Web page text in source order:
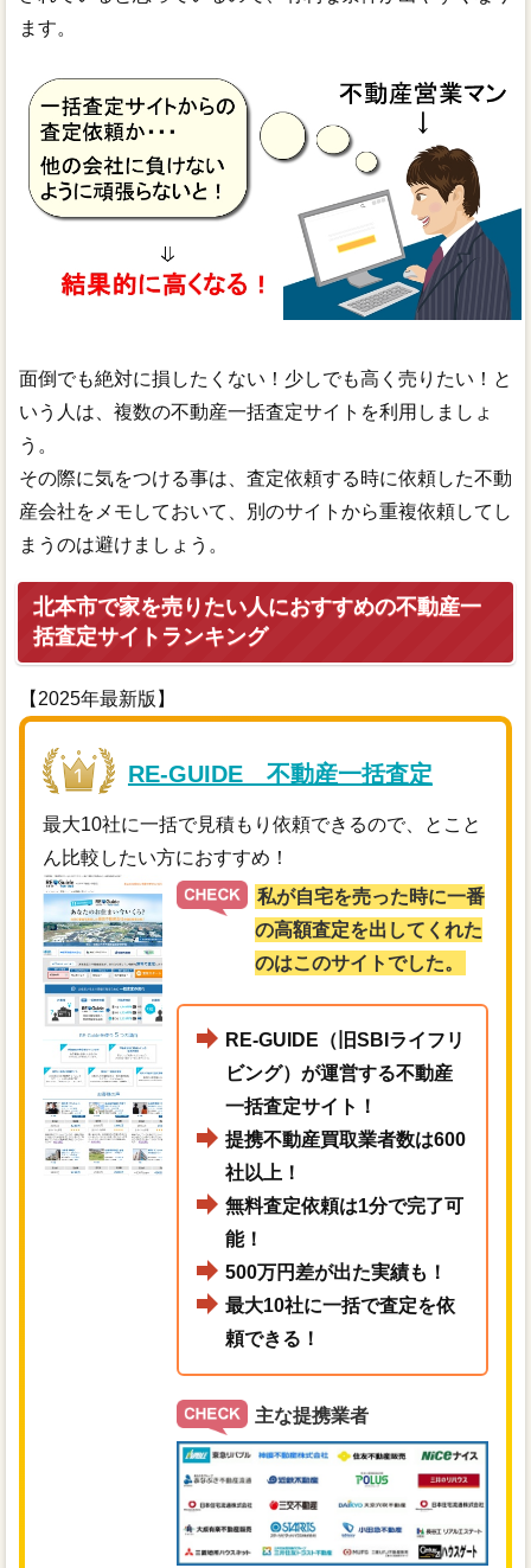
ます。
面倒でも絶対に損したくない！少しでも高く売りたい！と
いう人は、複数の不動産一括査定サイトを利用しましょ
う。
その際に気をつける事は、査定依頼する時に依頼した不動
産会社をメモしておいて、別のサイトから重複依頼してし
まうのは避けましょう。
北本市で家を売りたい人におすすめの不動産一
括査定サイトランキング
【2025年最新版】
RE-GUIDE 不動産一括査定
最大10社に一括で見積もり依頼できるので、とこと
ん比較したい方におすすめ！
私が自宅を売った時に一番
の高額査定を出してくれた
のはこのサイトでした。
RE-GUIDE（旧SBIライフリ
ビング）が運営する不動産
一括査定サイト！
提携不動産買取業者数は600
社以上！
無料査定依頼は1分で完了可
能！
500万円差が出た実績も！
最大10社に一括で査定を依
頼できる！
主な提携業者